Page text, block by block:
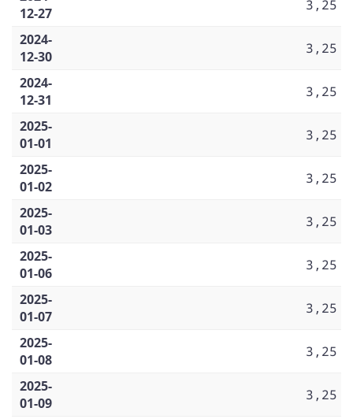
12-27
3,25
2024-
12-30
3,25
2024-
12-31
3,25
2025-
01-01
3,25
2025-
01-02
3,25
2025-
01-03
3,25
2025-
01-06
3,25
2025-
01-07
3,25
2025-
01-08
3,25
2025-
01-09
3,25